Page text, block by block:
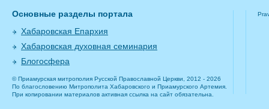
Основные разделы портала
Хабаровская Епархия
Хабаровская духовная семинария
Блогосфера
© Приамурская митрополия Русской Православной Церкви, 2012 - 2026
По благословению Митрополита Хабаровского и Приамурского Артемия.
При копировании материалов активная ссылка на сайт обязательна.